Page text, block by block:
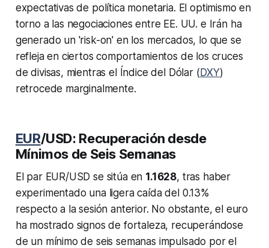
expectativas de política monetaria. El optimismo en
torno a las negociaciones entre EE. UU. e Irán ha
generado un 'risk-on' en los mercados, lo que se
refleja en ciertos comportamientos de los cruces
de divisas, mientras el Índice del Dólar (DXY)
retrocede marginalmente.
EUR/USD: Recuperación desde
Mínimos de Seis Semanas
El par EUR/USD se sitúa en 1.1628, tras haber
experimentado una ligera caída del 0.13%
respecto a la sesión anterior. No obstante, el euro
ha mostrado signos de fortaleza, recuperándose
de un mínimo de seis semanas impulsado por el